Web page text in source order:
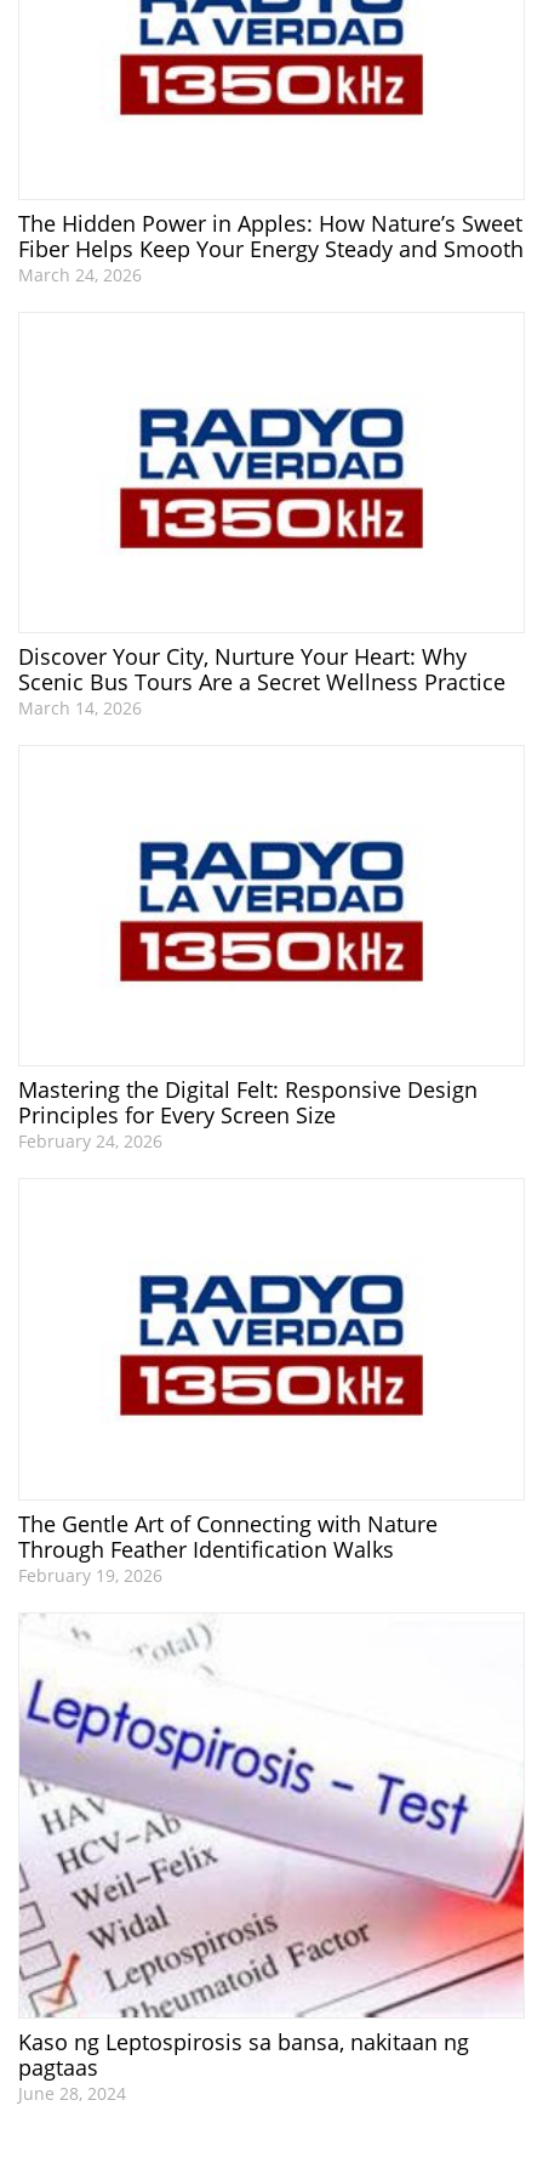
The Hidden Power in Apples: How Nature’s Sweet
Fiber Helps Keep Your Energy Steady and Smooth
March 24, 2026
Discover Your City, Nurture Your Heart: Why
Scenic Bus Tours Are a Secret Wellness Practice
March 14, 2026
Mastering the Digital Felt: Responsive Design
Principles for Every Screen Size
February 24, 2026
The Gentle Art of Connecting with Nature
Through Feather Identification Walks
February 19, 2026
Kaso ng Leptospirosis sa bansa, nakitaan ng
pagtaas
June 28, 2024